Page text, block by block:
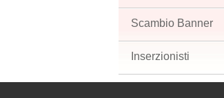
Scambio Banner
Inserzionisti